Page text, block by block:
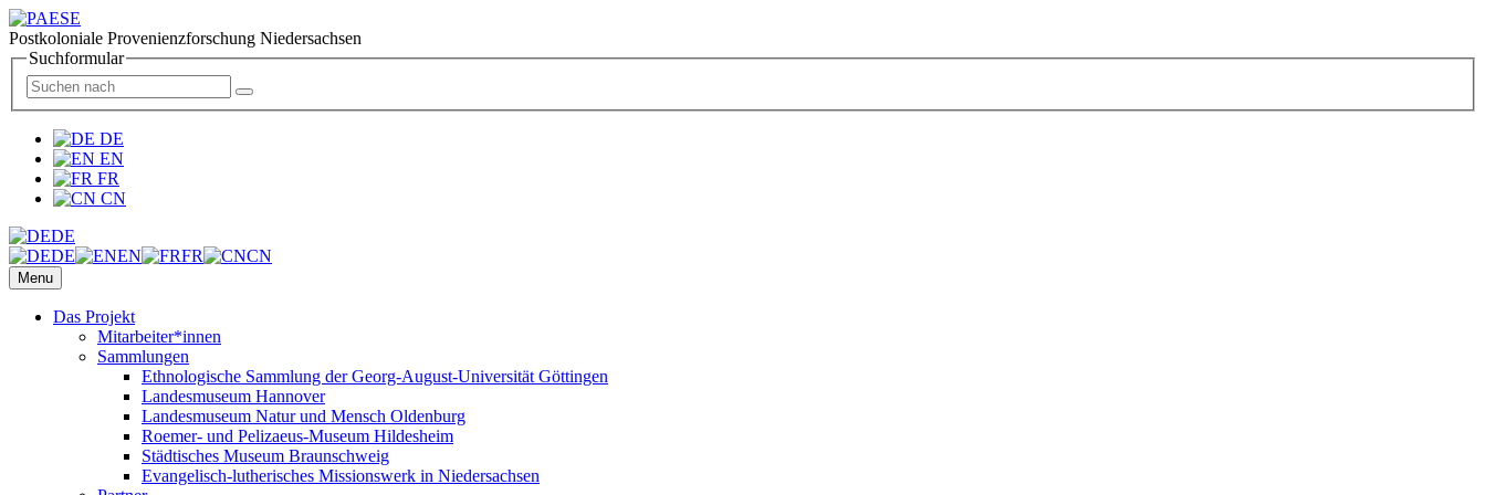
Postkoloniale Provenienzforschung Niedersachsen
Suchformular
DE
EN
FR
CN
DE
DE
EN FR CN
Menu
Das Projekt
Mitarbeiter*innen
Sammlungen
Ethnologische Sammlung der Georg-August-Universität Göttingen
Landesmuseum Hannover
Landesmuseum Natur und Mensch Oldenburg
Roemer- und Pelizaeus-Museum Hildesheim
Städtisches Museum Braunschweig
Evangelisch-lutherisches Missionswerk in Niedersachsen